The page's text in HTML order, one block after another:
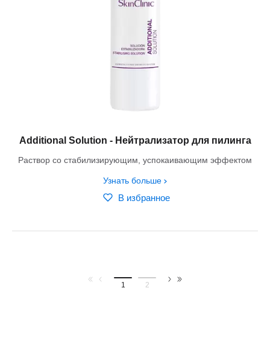
Additional Solution - Нейтрализатор для пилинга
Раствор со стабилизирующим, успокаивающим эффектом
Узнать больше
В избранное
1 2